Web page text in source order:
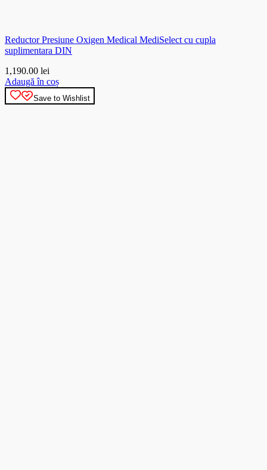
Reductor Presiune Oxigen Medical MediSelect cu cupla
suplimentara DIN
1,190.00 lei
Adaugă în coș
Save to Wishlist